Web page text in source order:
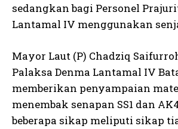
sedangkan bagi Personel
Lantamal IV menggunakan
Mayor Laut (P) Chadziq
Palaksa Denma Lantamal IV
memberikan penyampaian
menembak senapan SS1 dan
beberapa sikap meliputi sikap